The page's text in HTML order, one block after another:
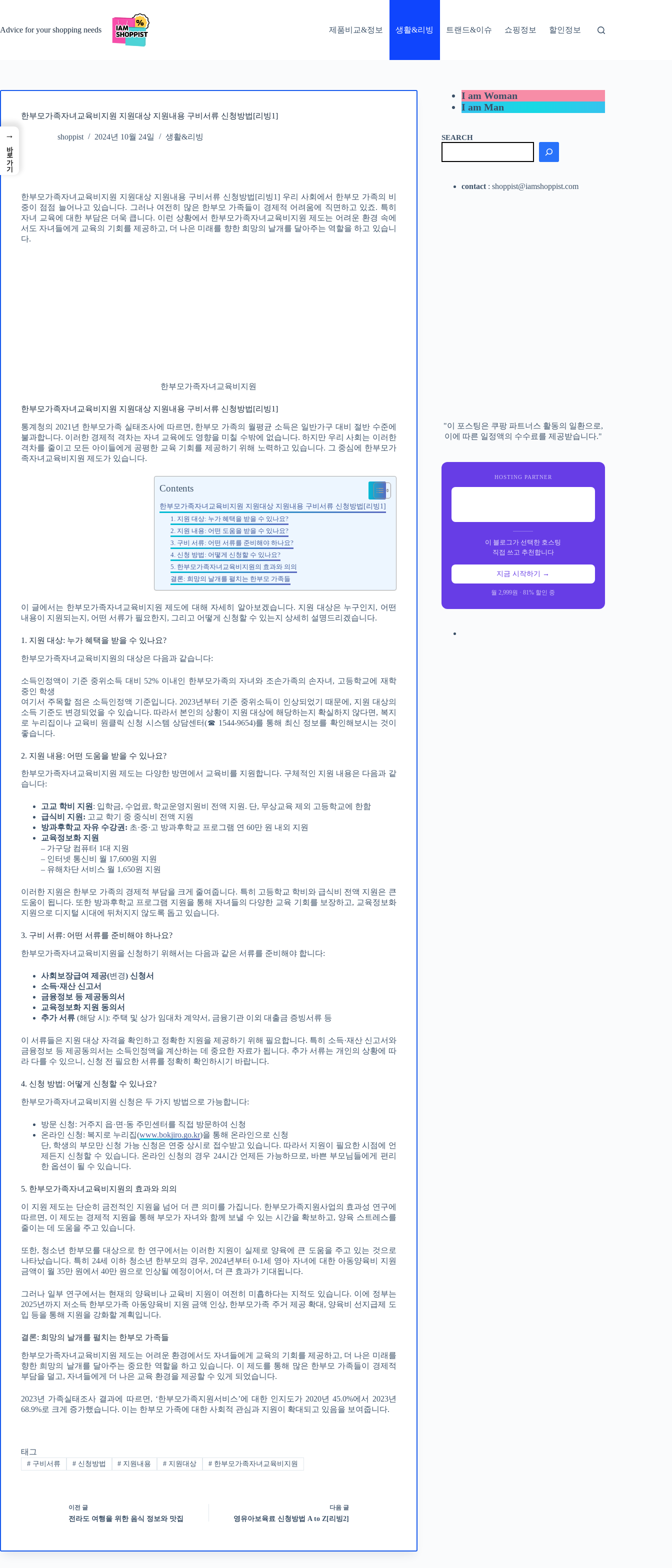
으
Advice for your shopping needs 제품비교&정보 생활&리빙 트랜드&이슈 쇼핑정보 할인정보
한부모가족자녀교육비지원 지원대상 지원내용 구비서류 신청방법[리빙1]
shoppist 2024년 10월 24일 생활&리빙
한부모가족자녀교육비지원 지원대상 지원내용 구비서류 신청방법[리빙1] 우리 사회에서 한부모 가족의 비
중이 점점 늘어나고 있습니다. 그러나 여전히 많은 한부모 가족들이 경제적 어려움에 직면하고 있죠. 특히
자녀 교육에 대한 부담은 더욱 큽니다. 이런 상황에서 한부모가족자녀교육비지원 제도는 어려운 환경 속에
서도 자녀들에게 교육의 기회를 제공하고, 더 나은 미래를 향한 희망의 날개를 달아주는 역할을 하고 있습니
다.
한부모가족자녀교육비지원
한부모가족자녀교육비지원 지원대상 지원내용 구비서류 신청방법[리빙1]
통계청의 2021년 한부모가족 실태조사에 따르면, 한부모 가족의 월평균 소득은 일반가구 대비 절반 수준에
불과합니다. 이러한 경제적 격차는 자녀 교육에도 영향을 미칠 수밖에 없습니다. 하지만 우리 사회는 이러한
격차를 줄이고 모든 아이들에게 공평한 교육 기회를 제공하기 위해 노력하고 있습니다. 그 중심에 한부모가
족자녀교육비지원 제도가 있습니다.
Contents
한부모가족자녀교육비지원 지원대상 지원내용 구비서류 신청방법[리빙1]
1. 지원 대상: 누가 혜택을 받을 수 있나요?
2. 지원 내용: 어떤 도움을 받을 수 있나요?
3. 구비 서류: 어떤 서류를 준비해야 하나요?
4. 신청 방법: 어떻게 신청할 수 있나요?
5. 한부모가족자녀교육비지원의 효과와 의의
결론: 희망의 날개를 펼치는 한부모 가족들
이 글에서는 한부모가족자녀교육비지원 제도에 대해 자세히 알아보겠습니다. 지원 대상은 누구인지, 어떤
내용이 지원되는지, 어떤 서류가 필요한지, 그리고 어떻게 신청할 수 있는지 상세히 설명드리겠습니다.
1. 지원 대상: 누가 혜택을 받을 수 있나요?
한부모가족자녀교육비지원의 대상은 다음과 같습니다:
소득인정액이 기준 중위소득 대비 52% 이내인 한부모가족의 자녀와 조손가족의 손자녀, 고등학교에 재학
중인 학생
여기서 주목할 점은 소득인정액 기준입니다. 2023년부터 기준 중위소득이 인상되었기 때문에, 지원 대상의
소득 기준도 변경되었을 수 있습니다. 따라서 본인의 상황이 지원 대상에 해당하는지 확실하지 않다면, 복지
로 누리집이나 교육비 원클릭 신청 시스템 상담센터(☎ 1544-9654)를 통해 최신 정보를 확인해보시는 것이
좋습니다.
2. 지원 내용: 어떤 도움을 받을 수 있나요?
한부모가족자녀교육비지원 제도는 다양한 방면에서 교육비를 지원합니다. 구체적인 지원 내용은 다음과 같
습니다:
고교 학비 지원 : 입학금, 수업료, 학교운영지원비 전액 지원. 단, 무상교육 제외 고등학교에 한함
급식비 지원: 고교 학기 중 중식비 전액 지원
방과후학교 자유 수강권: 초·중·고 방과후학교 프로그램 연 60만 원 내외 지원
교육정보화 지원
– 가구당 컴퓨터 1대 지원
– 인터넷 통신비 월 17,600원 지원
– 유해차단 서비스 월 1,650원 지원
이러한 지원은 한부모 가족의 경제적 부담을 크게 줄여줍니다. 특히 고등학교 학비와 급식비 전액 지원은 큰
도움이 됩니다. 또한 방과후학교 프로그램 지원을 통해 자녀들의 다양한 교육 기회를 보장하고, 교육정보화
지원으로 디지털 시대에 뒤처지지 않도록 돕고 있습니다.
3. 구비 서류: 어떤 서류를 준비해야 하나요?
한부모가족자녀교육비지원을 신청하기 위해서는 다음과 같은 서류를 준비해야 합니다:
사회보장급여 제공(변경) 신청서
소득·재산 신고서
금융정보 등 제공동의서
교육정보화 지원 동의서
추가 서류 (해당 시): 주택 및 상가 임대차 계약서, 금융기관 이외 대출금 증빙서류 등
이 서류들은 지원 대상 자격을 확인하고 정확한 지원을 제공하기 위해 필요합니다. 특히 소득·재산 신고서와
금융정보 등 제공동의서는 소득인정액을 계산하는 데 중요한 자료가 됩니다. 추가 서류는 개인의 상황에 따
라 다를 수 있으니, 신청 전 필요한 서류를 정확히 확인하시기 바랍니다.
4. 신청 방법: 어떻게 신청할 수 있나요?
한부모가족자녀교육비지원 신청은 두 가지 방법으로 가능합니다:
방문 신청: 거주지 읍·면·동 주민센터를 직접 방문하여 신청
온라인 신청: 복지로 누리집(www.bokjiro.go.kr)을 통해 온라인으로 신청
단, 학생의 부모만 신청 가능 신청은 연중 상시로 접수받고 있습니다. 따라서 지원이 필요한 시점에 언
제든지 신청할 수 있습니다. 온라인 신청의 경우 24시간 언제든 가능하므로, 바쁜 부모님들에게 편리
한 옵션이 될 수 있습니다.
5. 한부모가족자녀교육비지원의 효과와 의의
이 지원 제도는 단순히 금전적인 지원을 넘어 더 큰 의미를 가집니다. 한부모가족지원사업의 효과성 연구에
따르면, 이 제도는 경제적 지원을 통해 부모가 자녀와 함께 보낼 수 있는 시간을 확보하고, 양육 스트레스를
줄이는 데 도움을 주고 있습니다.
또한, 청소년 한부모를 대상으로 한 연구에서는 이러한 지원이 실제로 양육에 큰 도움을 주고 있는 것으로
나타났습니다. 특히 24세 이하 청소년 한부모의 경우, 2024년부터 0-1세 영아 자녀에 대한 아동양육비 지원
금액이 월 35만 원에서 40만 원으로 인상될 예정이어서, 더 큰 효과가 기대됩니다.
그러나 일부 연구에서는 현재의 양육비나 교육비 지원이 여전히 미흡하다는 지적도 있습니다. 이에 정부는
2025년까지 저소득 한부모가족 아동양육비 지원 금액 인상, 한부모가족 주거 제공 확대, 양육비 선지급제 도
입 등을 통해 지원을 강화할 계획입니다.
결론: 희망의 날개를 펼치는 한부모 가족들
한부모가족자녀교육비지원 제도는 어려운 환경에서도 자녀들에게 교육의 기회를 제공하고, 더 나은 미래를
향한 희망의 날개를 달아주는 중요한 역할을 하고 있습니다. 이 제도를 통해 많은 한부모 가족들이 경제적
부담을 덜고, 자녀들에게 더 나은 교육 환경을 제공할 수 있게 되었습니다.
2023년 가족실태조사 결과에 따르면, ‘한부모가족지원서비스’에 대한 인지도가 2020년 45.0%에서 2023년
68.9%로 크게 증가했습니다. 이는 한부모 가족에 대한 사회적 관심과 지원이 확대되고 있음을 보여줍니다.
태그
#구비서류 #신청방법 # 지원내용 # 지원대상 # 한부모가족자녀교육비지원
이전 글
전라도 여행을 위한 음식 정보와 맛집
다음 글
영유아보육료 신청방법 A to Z[리빙2]
I am Woman
I am Man
SEARCH
contact : shoppist@iamshoppist.com
"이 포스팅은 쿠팡 파트너스 활동의 일환으로,
이에 따른 일정액의 수수료를 제공받습니다."
HOSTING PARTNER
이 블로그가 선택한 호스팅
직접 쓰고 추천합니다
지금 시작하기 →
월 2,999원 · 81% 할인 중
→
바로가기